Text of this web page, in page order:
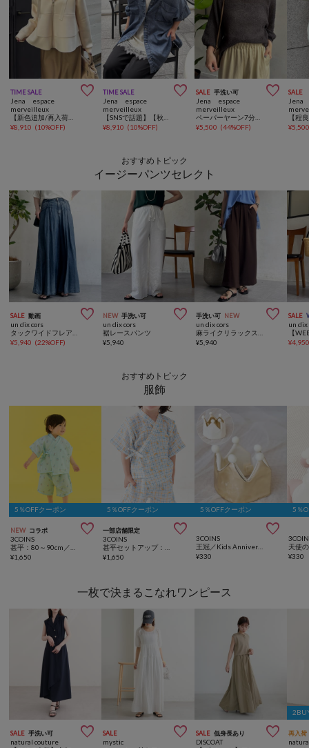
TIME SALE 
Jena espace
merveilleux
【新色追加/再入荷決定】フリル切替パーカー
¥8,910 (10%OFF)
TIME SALE 
Jena espace
merveilleux
【SNSで話題】【秋まで着れる長袖】【サラサラデニム】テンセルデニムシャツ
¥8,910 (10%OFF)
SALE 手洗い可 
Jena espace
merveilleux
ペーパーヤーン7分袖ニット
¥5,500 (44%OFF)
SALE
Jena
¥
おすすめトピック
イージーパンツセレクト
SALE 動画 
un dix cors
¥5,940 (22%OFF)
NEW 手洗い可 
un dix cors
裾レースパンツ
¥5,940
手洗い可 NEW 
un dix cors
¥5,940
SALE
un dix
¥
おすすめトピック
服飾
5％OFFクーポン
NEW コラボ 
3COINS
¥1,650
5％OFFクーポン
一部店舗限定 
3COINS
¥1,650
5％OFFクーポン

3COINS
王冠／Kids Anniversary
¥330
5％
¥330
一枚で決まるこなれワンピース
SALE 手洗い可 
natural couture
SALE 
mystic
SALE 低身長あり 
DISCOAT
再入荷